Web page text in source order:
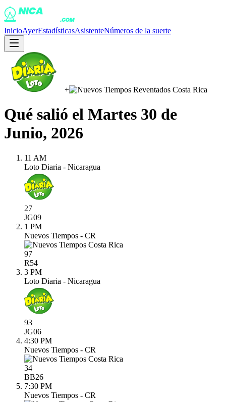
InicioAyerEstadísticasAsistenteNúmeros de la suerte
+
Qué salió el Martes 30 de
Junio, 2026
11 AM
Loto Diaria - Nicaragua
27
JG09
1 PM
Nuevos Tiempos - CR
97
R54
3 PM
Loto Diaria - Nicaragua
93
JG06
4:30 PM
Nuevos Tiempos - CR
34
BB26
7:30 PM
Nuevos Tiempos - CR